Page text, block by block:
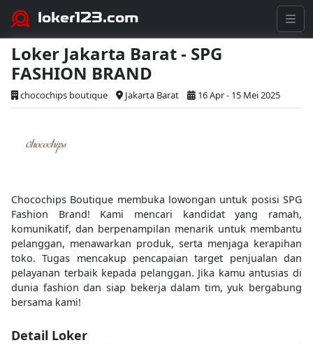
loker123.com
Loker Jakarta Barat - SPG
FASHION BRAND
chocochips boutique Jakarta Barat 16 Apr - 15 Mei 2025
Chocochips Boutique membuka lowongan untuk posisi SPG
Fashion Brand! Kami mencari kandidat yang ramah,
komunikatif, dan berpenampilan menarik untuk membantu
pelanggan, menawarkan produk, serta menjaga kerapihan
toko. Tugas mencakup pencapaian target penjualan dan
pelayanan terbaik kepada pelanggan. Jika kamu antusias di
dunia fashion dan siap bekerja dalam tim, yuk bergabung
bersama kami!
Detail Loker